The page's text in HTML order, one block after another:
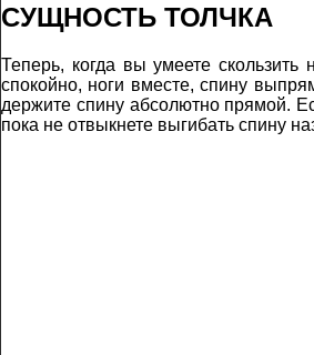
СУЩНОСТЬ ТОЛЧКА
Теперь, когда вы умеете
спокойно, ноги вместе, спину
держите спину абсолютно прямой.
пока не отвыкнете выгибать спину